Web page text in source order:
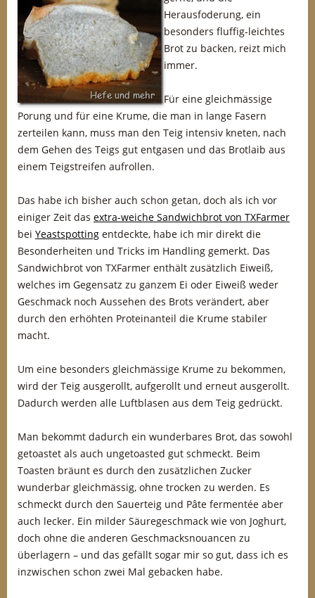
Herausfoderung, ein
besonders fluffig-leichtes
Brot zu backen, reizt mich
immer.
Für eine gleichmässige
Porung und für eine Krume, die man in lange Fasern
zerteilen kann, muss man den Teig intensiv kneten, nach
dem Gehen des Teigs gut entgasen und das Brotlaib aus
einem Teigstreifen aufrollen.
Das habe ich bisher auch schon getan, doch als ich vor
einiger Zeit das extra-weiche Sandwichbrot von TXFarmer
bei Yeastspotting entdeckte, habe ich mir direkt die
Besonderheiten und Tricks im Handling gemerkt. Das
Sandwichbrot von TXFarmer enthält zusätzlich Eiweiß,
welches im Gegensatz zu ganzem Ei oder Eiweiß weder
Geschmack noch Aussehen des Brots verändert, aber
durch den erhöhten Proteinanteil die Krume stabiler
macht.
Um eine besonders gleichmässige Krume zu bekommen,
wird der Teig ausgerollt, aufgerollt und erneut ausgerollt.
Dadurch werden alle Luftblasen aus dem Teig gedrückt.
Man bekommt dadurch ein wunderbares Brot, das sowohl
getoastet als auch ungetoasted gut schmeckt. Beim
Toasten bräunt es durch den zusätzlichen Zucker
wunderbar gleichmässig, ohne trocken zu werden. Es
schmeckt durch den Sauerteig und Pâte fermentée aber
auch lecker. Ein milder Säuregeschmack wie von Joghurt,
doch ohne die anderen Geschmacksnouancen zu
überlagern – und das gefällt sogar mir so gut, dass ich es
inzwischen schon zwei Mal gebacken habe.